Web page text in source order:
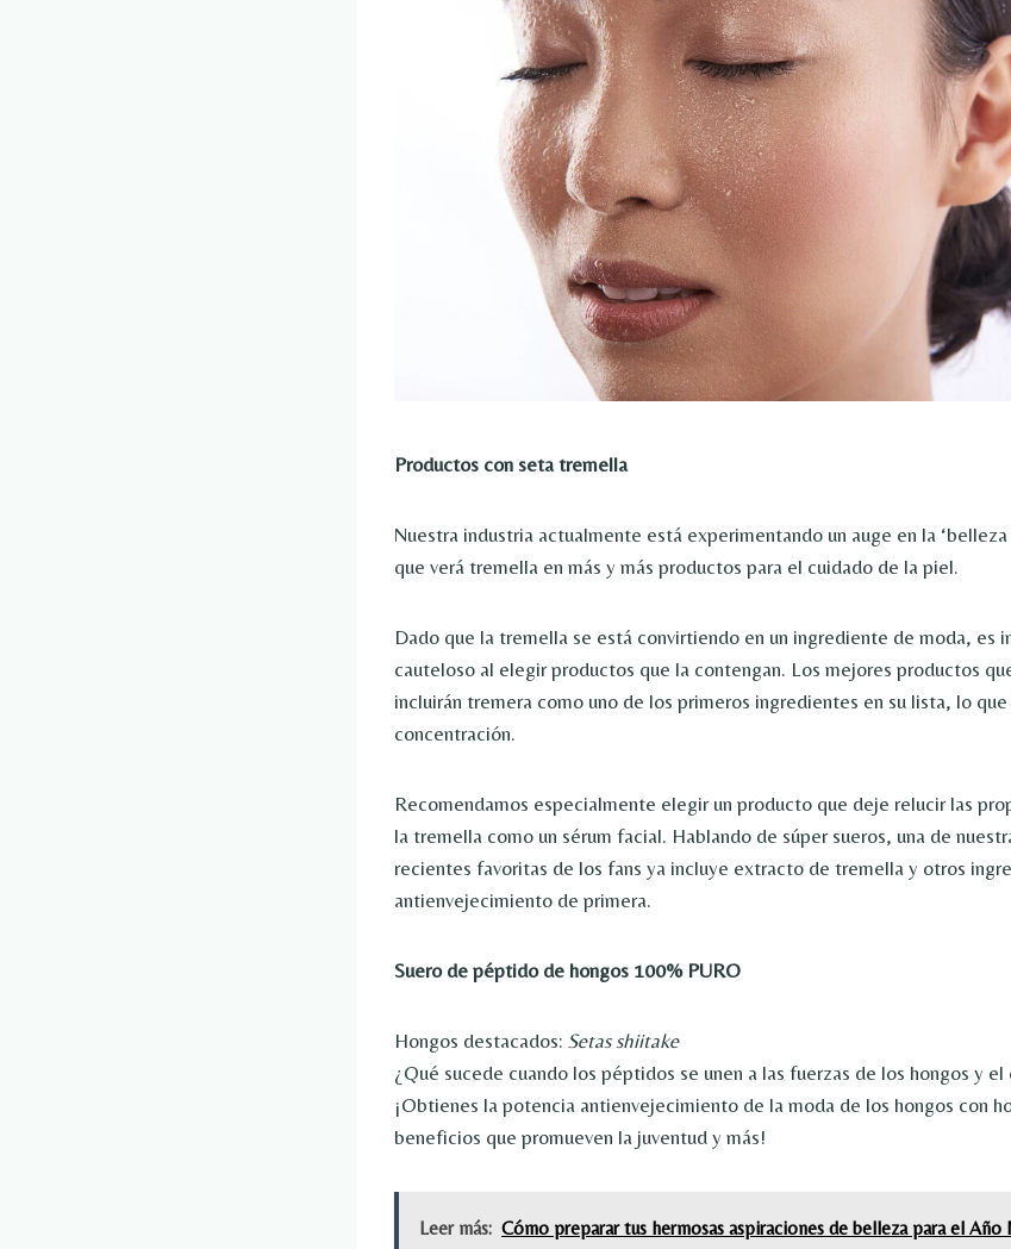
Productos con seta tremella
Nuestra industria actualmente está experimentando un auge en la
que verá tremella en más y más productos para el cuidado de la piel.
Dado que la tremella se está convirtiendo en un ingrediente de moda, es
cauteloso al elegir productos que la contengan. Los mejores productos
incluirán tremera como uno de los primeros ingredientes en su lista, lo
concentración.
Recomendamos especialmente elegir un producto que deje relucir las
la tremella como un sérum facial. Hablando de súper sueros, una de
recientes favoritas de los fans ya incluye extracto de tremella y otros
antienvejecimiento de primera.
Suero de péptido de hongos 100% PURO
Hongos destacados: Setas shiitake
¿Qué sucede cuando los péptidos se unen a las fuerzas de los hongos y
¡Obtienes la potencia antienvejecimiento de la moda de los hongos con
beneficios que promueven la juventud y más!
Leer más: Cómo preparar tus hermosas aspiraciones de belleza para el Año